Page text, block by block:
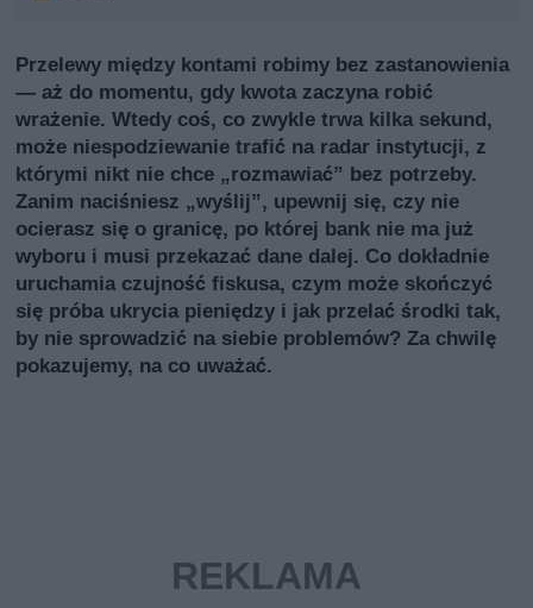
Przelewy między kontami robimy bez zastanowienia
— aż do momentu, gdy kwota zaczyna robić
wrażenie. Wtedy coś, co zwykle trwa kilka sekund,
może niespodziewanie trafić na radar instytucji, z
którymi nikt nie chce „rozmawiać” bez potrzeby.
Zanim naciśniesz „wyślij”, upewnij się, czy nie
ocierasz się o granicę, po której bank nie ma już
wyboru i musi przekazać dane dalej. Co dokładnie
uruchamia czujność fiskusa, czym może skończyć
się próba ukrycia pieniędzy i jak przelać środki tak,
by nie sprowadzić na siebie problemów? Za chwilę
pokazujemy, na co uważać.